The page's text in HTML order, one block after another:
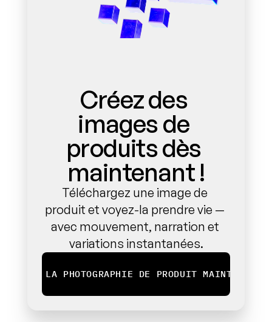
Créez des
images de
produits dès
maintenant !
Téléchargez une image de
produit et voyez-la prendre vie —
avec mouvement, narration et
variations instantanées.
LA PHOTOGRAPHIE DE PRODUIT MAINTENANT